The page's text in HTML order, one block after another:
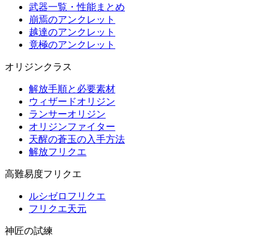
武器一覧・性能まとめ
崩焉のアンクレット
越達のアンクレット
竟極のアンクレット
オリジンクラス
解放手順と必要素材
ウィザードオリジン
ランサーオリジン
オリジンファイター
天醒の蒼玉の入手方法
解放フリクエ
高難易度フリクエ
ルシゼロフリクエ
フリクエ天元
神匠の試練